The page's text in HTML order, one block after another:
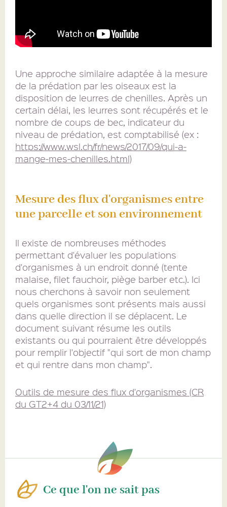
Une approche similaire adaptée à la mesure
de la prédation par les oiseaux est la
disposition de leurres de chenilles. Après un
certain délai, les leurres sont récupérés et le
nombre de coups de bec, indicateur du
niveau de prédation, est comptabilisé (ex :
https://www.wsl.ch/fr/news/2017/09/qui-a-
mange-mes-chenilles.html)
Mesure des flux d'organismes entre
une parcelle et son environnement
Il existe de nombreuses méthodes
permettant d'évaluer les populations
d'organismes à un endroit donné (tente
malaise, filet fauchoir, piège barber etc.). Ici
nous cherchons à savoir non seulement
quels organismes sont présents mais aussi
dans quelle direction il se déplacent. Le
document suivant résume les outils
existants ou qui pourraient être développés
pour remplir l'objectif "qui sort de mon champ
et qui rentre dans mon champ".
Outils de mesure des flux d'organismes (CR
du GT2+4 du 03/11/21)
Ce que l'on ne sait pas